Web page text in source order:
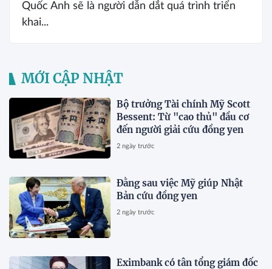
Quốc Anh sẽ là người dẫn dắt quá trình triển
khai...
MỚI CẬP NHẬT
Bộ trưởng Tài chính Mỹ Scott
Bessent: Từ "cao thủ" đầu cơ
đến người giải cứu đồng yen
2 ngày trước
Đằng sau việc Mỹ giúp Nhật
Bản cứu đồng yen
2 ngày trước
Eximbank có tân tổng giám đốc